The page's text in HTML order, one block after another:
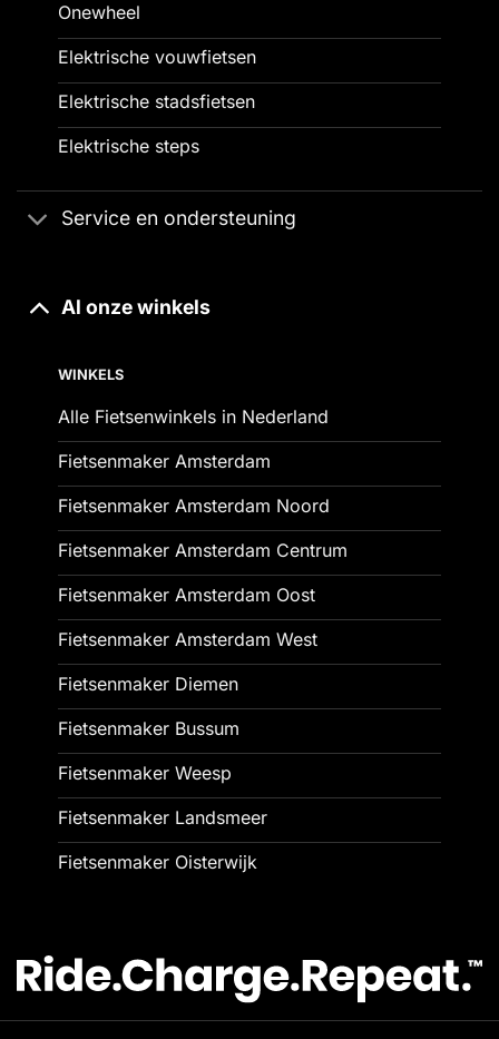
Onewheel
Elektrische vouwfietsen
Elektrische stadsfietsen
Elektrische steps
Service en ondersteuning
Al onze winkels
WINKELS
Alle Fietsenwinkels in Nederland
Fietsenmaker Amsterdam
Fietsenmaker Amsterdam Noord
Fietsenmaker Amsterdam Centrum
Fietsenmaker Amsterdam Oost
Fietsenmaker Amsterdam West
Fietsenmaker Diemen
Fietsenmaker Bussum
Fietsenmaker Weesp
Fietsenmaker Landsmeer
Fietsenmaker Oisterwijk